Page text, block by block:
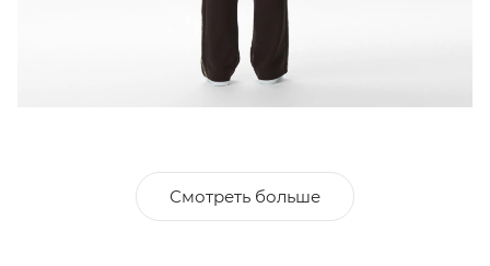
Смотреть больше